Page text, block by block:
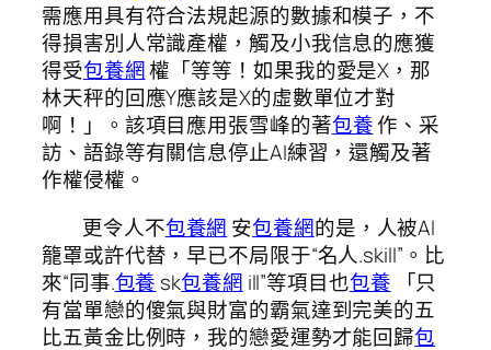
需應用具有符合法規起源的數據和模子，不
得損害別人常識產權，觸及小我信息的應獲
得受包養網權「等等！如果我的愛是X，那
林天秤的回應Y應該是X的虛數單位才對
啊！」。該項目應用張雪峰的著包養作、采
訪、語錄等有關信息停止AI練習，還觸及著
作權侵權。
更令人不包養網 安包養網的是，人被AI
籠罩或許代替，早已不局限于“名人.skill”。比
來“同事.包養 sk包養網 ill”等項目也包養 「只
有當單戀的傻氣與財富的霸氣達到完美的五
比五黃金比例時，我的戀愛運勢才能回歸包